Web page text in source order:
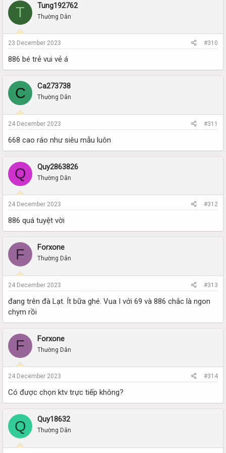
View attachment 9804
Quý khách vui lòng gọi ngay
RẤT HÂN HẠNH ĐƯỢC PHỤC VỤ QUÝ KHÁCH!
T Tung192762
Thường Dân
23 December 2023 #310
886 bé trẻ vui vẻ á
C Ca273738
Thường Dân
24 December 2023 #311
668 cao ráo như siêu mẫu luôn
Q Quy2863826
Thường Dân
24 December 2023 #312
886 quá tuyệt vời
F Forxone
Thường Dân
24 December 2023 #313
đang trên đà Lạt. Ít bữa ghé. Vua I với 69 và 886 chắc là ngon
chym rồi
F Forxone
Thường Dân
24 December 2023 #314
Có được chọn ktv trực tiếp không?
Q Quy18632
Thường Dân